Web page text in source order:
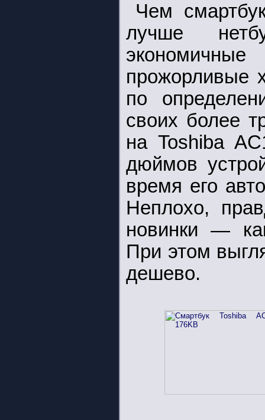
Чем
лучше
прожорливые
по
своих более
на Toshiba
дюймов
время его
Неплохо,
новинки —
При этом
дешево.